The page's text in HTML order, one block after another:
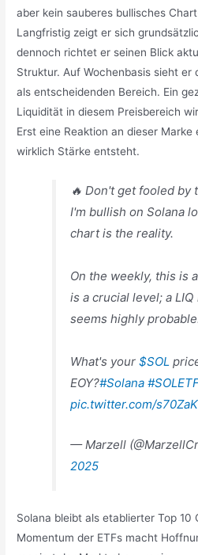
aber kein sauberes bullisches
Langfristig zeigt er sich
dennoch richtet er seinen Blick
Struktur. Auf Wochenbasis sieht er
als entscheidenden Bereich. Ein
Liquidität in diesem Preisbereich
Erst eine Reaktion an dieser
wirklich Stärke entsteht.
🔥 Don't get fooled by
I'm bullish on Solana
chart is the reality.
On the weekly, this is
is a crucial level; a
seems highly
What's your$SOL
EOY?#Solana
pic.twitter.com/
— Marzell
2025
Solana bleibt als etablierter Top 10
Momentum der ETFs macht